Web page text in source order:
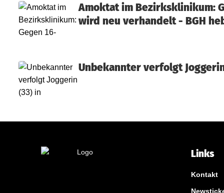
Amoktat im Bezirksklinikum:
wird neu verhandelt - BGH
Unbekannter verfolgt
Links
Kontakt